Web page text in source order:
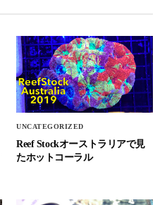
UNCATEGORIZED
Reef Stockオーストラリアで見
たホットコーラル